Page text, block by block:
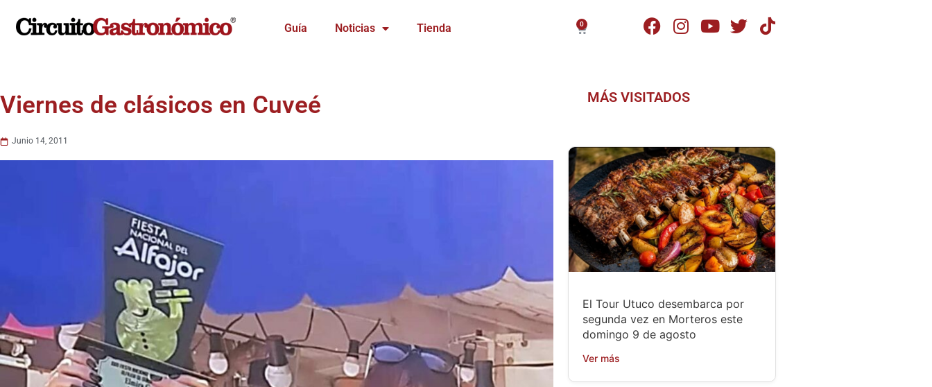
Guía Noticias Tienda 0
Carrito
Viernes de clásicos en Cuveé
Junio 14, 2011
MÁS VISITADOS
El Tour Utuco desembarca por
segunda vez en Morteros este
domingo 9 de agosto
Ver más